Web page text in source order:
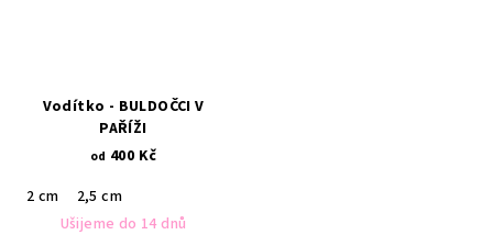
Vodítko - BULDOČCI V
PAŘÍŽI
od 400 Kč
2 cm
2,5 cm
Ušijeme do 14 dnů